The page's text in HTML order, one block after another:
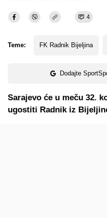
4
Teme: FK Radnik Bijeljina
Dodajte
Sarajevo će u meču 32.
ugostiti Radnik iz